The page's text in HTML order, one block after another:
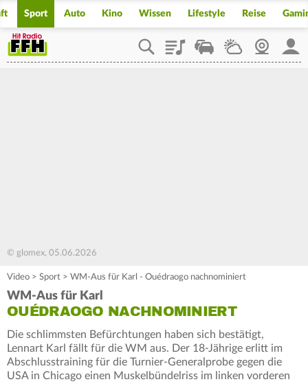
Sport Auto Kino Wissen Lifestyle Reise
PlaylistStaupilotWetterWebcam
© glomex, 05.06.2026
Video > Sport > WM-Aus für Karl - Ouédraogo nachnominiert
WM-Aus für Karl
OUÉDRAOGO NACHNOMINIERT
Die schlimmsten Befürchtungen haben sich bestätigt,
Lennart Karl fällt für die WM aus. Der 18-Jährige erlitt im
Abschlusstraining für die Turnier-Generalprobe gegen die
USA in Chicago einen Muskelbündelriss im linken vorderen